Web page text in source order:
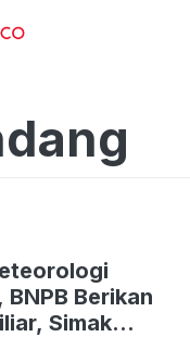
Berikan
Simak